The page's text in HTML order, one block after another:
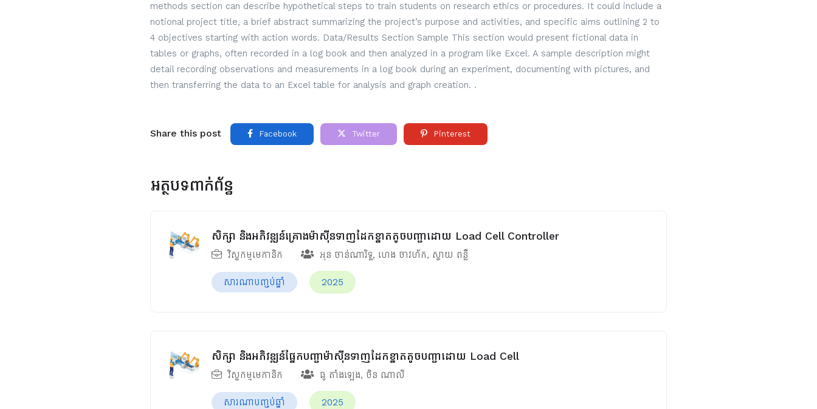
methods section can describe hypothetical steps to train students on research ethics or procedures. It could include a
notional project title, a brief abstract summarizing the project’s purpose and activities, and specific aims outlining 2 to
4 objectives starting with action words. Data/Results Section Sample This section would present fictional data in
tables or graphs, often recorded in a log book and then analyzed in a program like Excel. A sample description might
detail recording observations and measurements in a log book during an experiment, documenting with pictures, and
then transferring the data to an Excel table for analysis and graph creation. .
Share this post Facebook Twitter Pinterest
អត្ថបទពាក់ព័ន្ធ
សិក្សា និងអភិវឌ្ឍន៍គ្រោងម៉ាស៊ីនទាញដែកខ្នាតតូចបញ្ជាដោយ Load Cell Controller
វិស្វកម្មមេកានិក អុន ចាន់ណារិទ្ធ, ហេង ចាវហ័ក, ស្វាយ ពន្លឺ
សារណាបញ្ចប់ឆ្នាំ 2025
សិក្សា និងអភិវឌ្ឍន៍ផ្នែកបញ្ជាម៉ាស៊ីនទាញដែកខ្នាតតូចបញ្ជាដោយ Load Cell
វិស្វកម្មមេកានិក ធូ តាំងឡេង, ចិន ណាលិ
សារណាបញ្ចប់ឆ្នាំ 2025